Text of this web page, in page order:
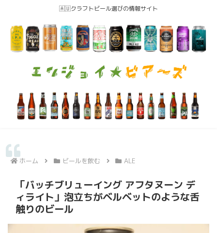
🇦🇺クラフトビール選びの情報サイト
ホーム ビールを飲む ALE
「バッチブリューイング アフタヌーン デ
ィライト」泡立ちがベルベットのような舌
触りのビール